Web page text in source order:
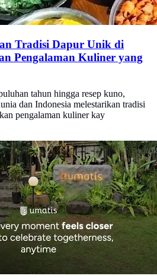
Tradisi Dapur Unik di
Pengalaman Kuliner yang
tahun hingga resep kuno,
dan Indonesia melestarikan tradisi
pengalaman kuliner kay